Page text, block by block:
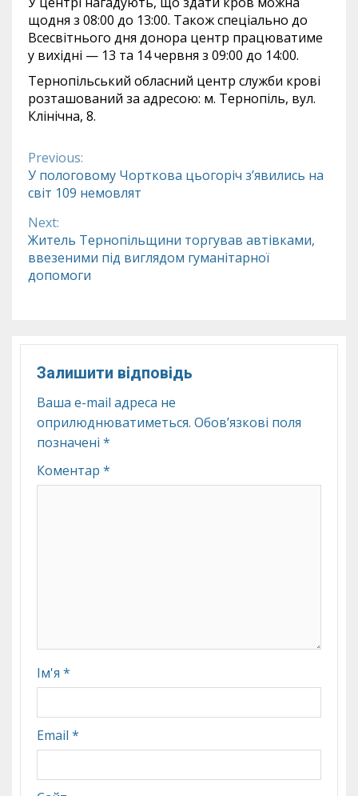
щодня з 08:00 до 13:00. Також спеціально до
Всесвітнього дня донора центр працюватиме
у вихідні — 13 та 14 червня з 09:00 до 14:00.
Тернопільський обласний центр служби крові
розташований за адресою: м. Тернопіль, вул.
Клінічна, 8.
Continue
Reading
Previous:
У пологовому Чорткова цьогоріч з’явились на
світ 109 немовлят
Next:
Житель Тернопільщини торгував автівками,
ввезеними під виглядом гуманітарної
допомоги
Залишити відповідь
Ваша e-mail адреса не
оприлюднюватиметься. Обов’язкові поля
позначені *
Коментар *
Ім'я *
Email *